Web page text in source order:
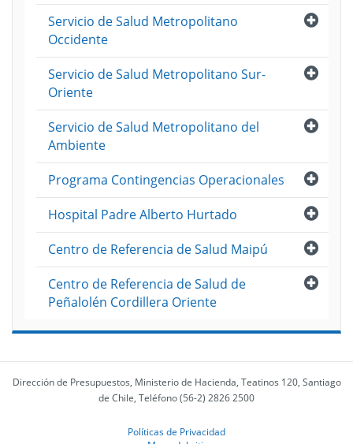
Abrir
Servicio de Salud Metropolitano
Occidente
Abrir
Servicio de Salud Metropolitano Sur-
Oriente
Abrir
Servicio de Salud Metropolitano del
Ambiente
Abrir
Programa Contingencias Operacionales
Abrir
Hospital Padre Alberto Hurtado
Abrir
Centro de Referencia de Salud Maipú
Abrir
Centro de Referencia de Salud de
Peñalolén Cordillera Oriente
Dirección de Presupuestos, Ministerio de Hacienda, Teatinos 120, Santiago
de Chile, Teléfono (56-2) 2826 2500
Políticas de Privacidad